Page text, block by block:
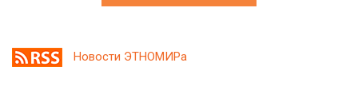
Новости ЭТНОМИРа